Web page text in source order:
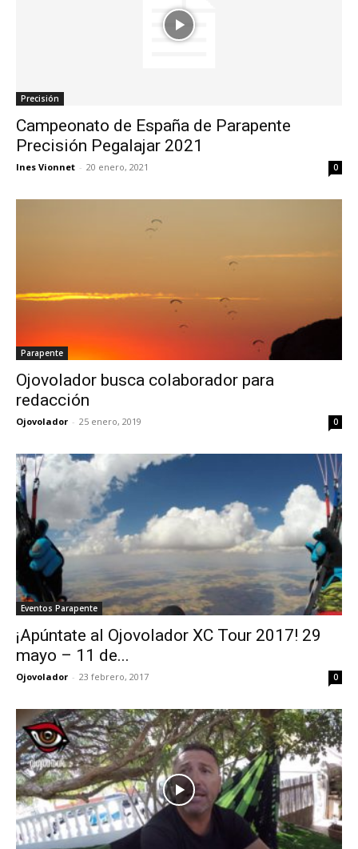
Precisión
Campeonato de España de Parapente
Precisión Pegalajar 2021
Ines Vionnet - 20 enero, 2021 0
Parapente
Ojovolador busca colaborador para
redacción
Ojovolador - 25 enero, 2019 0
Eventos Parapente
¡Apúntate al Ojovolador XC Tour 2017! 29
mayo – 11 de...
Ojovolador - 23 febrero, 2017 0